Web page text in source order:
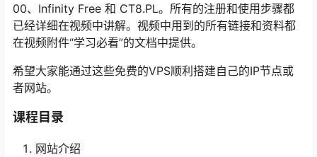
00、Infinity Free 和 CT8.PL。所有的注册和使用步骤都
已经详细在视频中讲解。视频中用到的所有链接和资料都
在视频附件“学习必看”的文档中提供。
希望大家能通过这些免费的VPS顺利搭建自己的IP节点或
者网站。
课程目录
网站介绍